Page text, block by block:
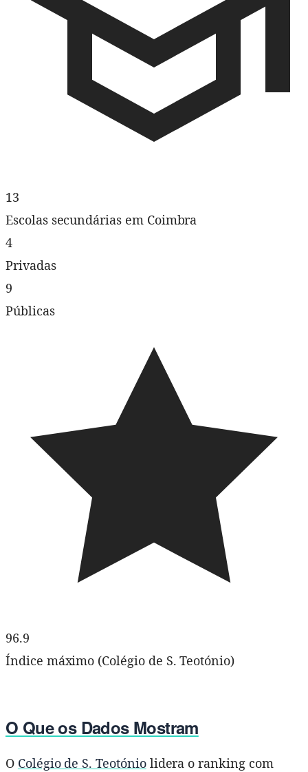
13
Escolas secundárias em Coimbra
4
Privadas
9
Públicas
96.9
Índice máximo (Colégio de S. Teotónio)
O Que os Dados Mostram
O Colégio de S. Teotóniolidera o ranking com